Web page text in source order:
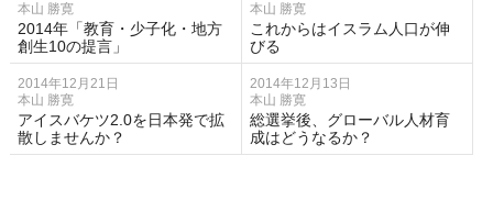
本山 勝寛
2014年「教育・少子化・地方
創生10の提言」
本山 勝寛
これからはイスラム人口が伸
びる
2014年12月21日
本山 勝寛
アイスバケツ2.0を日本発で拡
散しませんか？
2014年12月13日
本山 勝寛
総選挙後、グローバル人材育
成はどうなるか？